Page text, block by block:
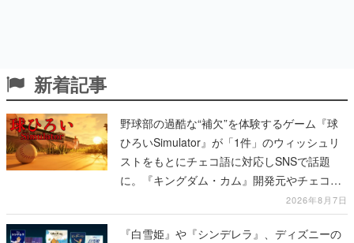
新着記事
野球部の過酷な“補欠”を体験するゲーム『球
ひろいSimulator』が「1件」のウィッシュリ
ストをもとにチェコ語に対応しSNSで話題
に。『キングダム・カム』開発元やチェコの
2026年8月7日
『白雪姫』や『シンデレラ』、ディズニーの